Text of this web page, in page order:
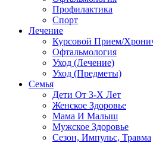
Профилактика
Спорт
Лечение
Курсовой Прием/
Офтальмология
Уход (Лечение)
Уход (Предметы)
Семья
Дети От 3-Х Лет
Женское Здоровье
Мама И Малыш
Мужское Здоровье
Сезон, Импульс, Травма